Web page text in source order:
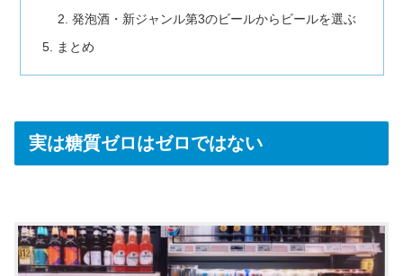
発泡酒・新ジャンル第3のビールからビールを選ぶ
まとめ
実は糖質ゼロはゼロではない